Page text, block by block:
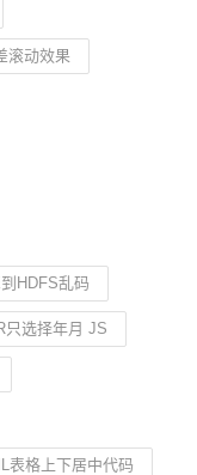
滚动效果
HDFS乱码
只选择年月 JS
表格上下居中代码